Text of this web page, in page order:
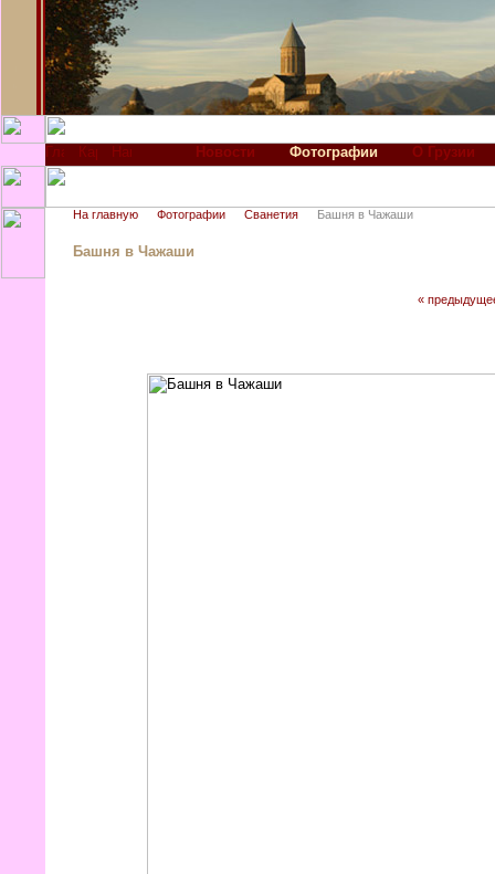
Новости Фотографии О Грузии
На главную Фотографии Сванетия Башня в Чажаши
Башня в Чажаши
«